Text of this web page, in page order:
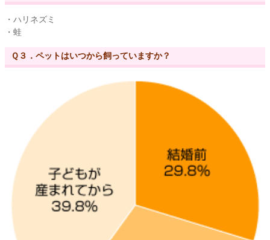
・ハリネズミ
・蛙
Ｑ３．ペットはいつから飼っていますか？